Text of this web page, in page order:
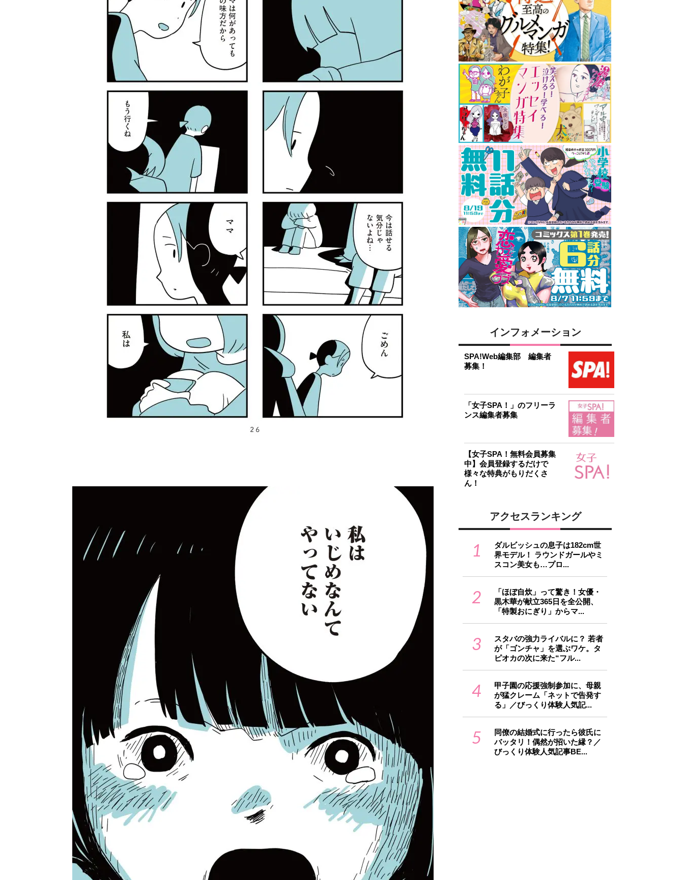
インフォメーション
SPA!Web編集部 編集者
募集！
「女子SPA！」のフリーラ
ンス編集者募集
【女子SPA！無料会員募集
中】会員登録するだけで
様々な特典がもりだくさ
ん！
アクセスランキング
1
ダルビッシュの息子は182cm世
界モデル！ ラウンドガールやミ
スコン美女も…プロ...
2
「ほぼ自炊」って驚き！女優・
黒木華が献立365日を全公開、
「特製おにぎり」からマ...
3
スタバの強力ライバルに？ 若者
が「ゴンチャ」を選ぶワケ。タ
ピオカの次に来た“フル...
4
甲子園の応援強制参加に、母親
が猛クレーム「ネットで告発す
る」／びっくり体験人気記...
5
同僚の結婚式に行ったら彼氏に
バッタリ！偶然が招いた縁？／
びっくり体験人気記事BE...